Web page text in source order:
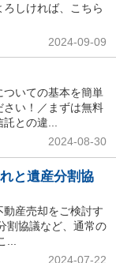
しければ、こちら
2024-09-09
いての基本を簡単
い！／まずは無料
託との違...
2024-08-30
と遺産分割協
産売却をご検討す
割協議など、通常の
...
2024-07-22